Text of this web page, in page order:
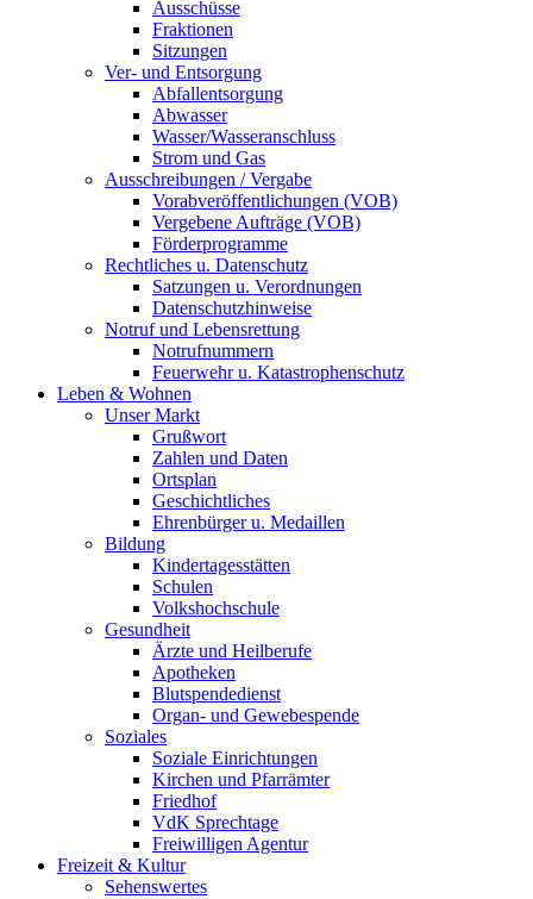
Ausschüsse
Fraktionen
Sitzungen
Ver- und Entsorgung
Abfallentsorgung
Abwasser
Wasser/Wasseranschluss
Strom und Gas
Ausschreibungen / Vergabe
Vorabveröffentlichungen (VOB)
Vergebene Aufträge (VOB)
Förderprogramme
Rechtliches u. Datenschutz
Satzungen u. Verordnungen
Datenschutzhinweise
Notruf und Lebensrettung
Notrufnummern
Feuerwehr u. Katastrophenschutz
Leben & Wohnen
Unser Markt
Grußwort
Zahlen und Daten
Ortsplan
Geschichtliches
Ehrenbürger u. Medaillen
Bildung
Kindertagesstätten
Schulen
Volkshochschule
Gesundheit
Ärzte und Heilberufe
Apotheken
Blutspendedienst
Organ- und Gewebespende
Soziales
Soziale Einrichtungen
Kirchen und Pfarrämter
Friedhof
VdK Sprechtage
Freiwilligen Agentur
Freizeit & Kultur
Sehenswertes